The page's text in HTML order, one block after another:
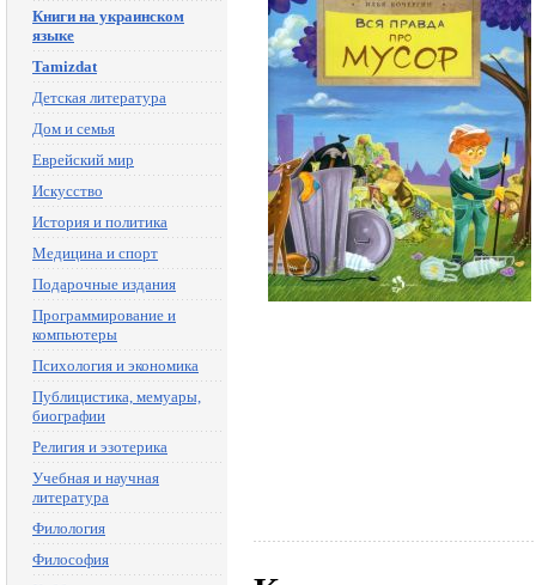
Книги на украинском
языке
Tamizdat
Детская литература
Дом и семья
Еврейский мир
Искусство
История и политика
Медицина и спорт
Подарочные издания
Программирование и
компьютеры
Психология и экономика
Публицистика, мемуары,
биографии
Религия и эзотерика
Учебная и научная
литература
Филология
Философия